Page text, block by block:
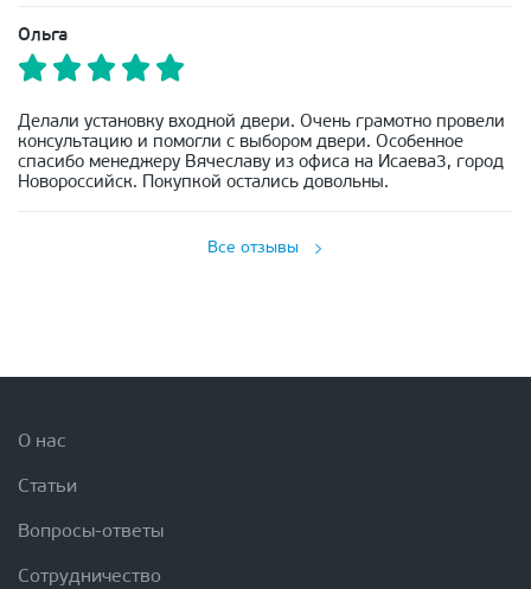
Ольга
Делали установку входной двери. Очень грамотно провели
консультацию и помогли с выбором двери. Особенное
спасибо менеджеру Вячеславу из офиса на Исаева3, город
Новороссийск. Покупкой остались довольны.
Все отзывы
О нас
Статьи
Вопросы-ответы
Сотрудничество